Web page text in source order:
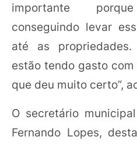
importante
conseguindo levar
até as
estão tendo gasto
que deu muito certo”,
O secretário
Fernando Lopes,